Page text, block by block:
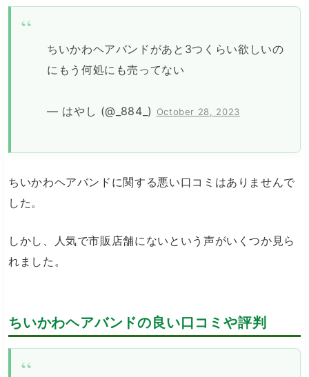
ちいかわヘアバンドがあと3つくらい欲しいの
にもう何処にも売ってない
— はやし (@_884_) October 28, 2023
ちいかわヘアバンドに関する悪い口コミはありませんで
した。
しかし、人気で市販店舗にないという声がいくつか見ら
れました。
ちいかわヘアバンドの良い口コミや評判